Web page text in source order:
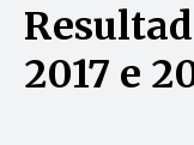
2017 e